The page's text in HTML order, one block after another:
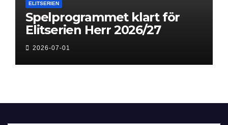
ELITSERIEN
Spelprogrammet klart för
Elitserien Herr 2026/27
2026-07-01